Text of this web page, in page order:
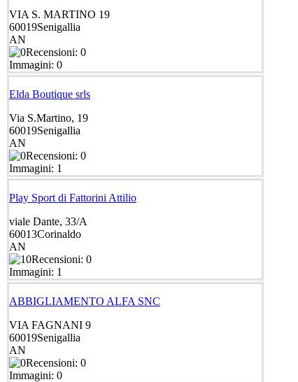
VIA S. MARTINO 19
60019Senigallia
AN
Recensioni: 0
Immagini: 0
Elda Boutique srls
Via S.Martino, 19
60019Senigallia
AN
Recensioni: 0
Immagini: 1
Play Sport di Fattorini Attilio
viale Dante, 33/A
60013Corinaldo
AN
Recensioni: 0
Immagini: 1
ABBIGLIAMENTO ALFA SNC
VIA FAGNANI 9
60019Senigallia
AN
Recensioni: 0
Immagini: 0